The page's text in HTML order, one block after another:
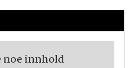
noe innhold